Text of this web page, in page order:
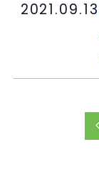
2021.09.13